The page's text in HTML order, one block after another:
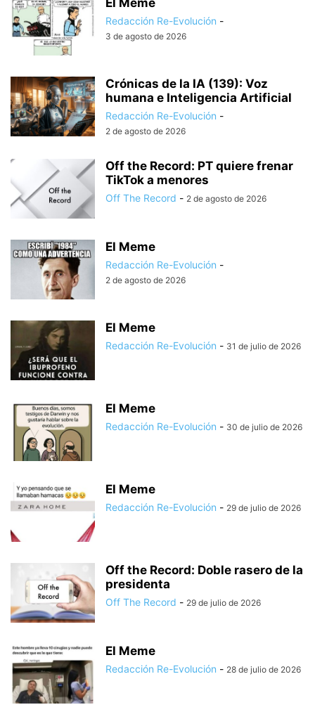
Redacción Re-Evolución -
3 de agosto de 2026
Crónicas de la IA (139): Voz
humana e Inteligencia Artificial
Redacción Re-Evolución -
2 de agosto de 2026
Off the Record: PT quiere frenar
TikTok a menores
Off The Record - 2 de agosto de 2026
El Meme
Redacción Re-Evolución -
2 de agosto de 2026
El Meme
Redacción Re-Evolución - 31 de julio de 2026
El Meme
Redacción Re-Evolución - 30 de julio de 2026
El Meme
Redacción Re-Evolución - 29 de julio de 2026
Off the Record: Doble rasero de la
presidenta
Off The Record - 29 de julio de 2026
El Meme
Redacción Re-Evolución - 28 de julio de 2026